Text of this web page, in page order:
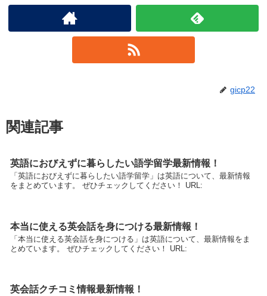
gicp22
関連記事
英語におびえずに暮らしたい語学留学最新情報！
「英語におびえずに暮らしたい語学留学」は英語について、最新情報
をまとめています。 ぜひチェックしてください！ URL:
本当に使える英会話を身につける最新情報！
「本当に使える英会話を身につける」は英語について、最新情報をま
とめています。 ぜひチェックしてください！ URL:
英会話クチコミ情報最新情報！